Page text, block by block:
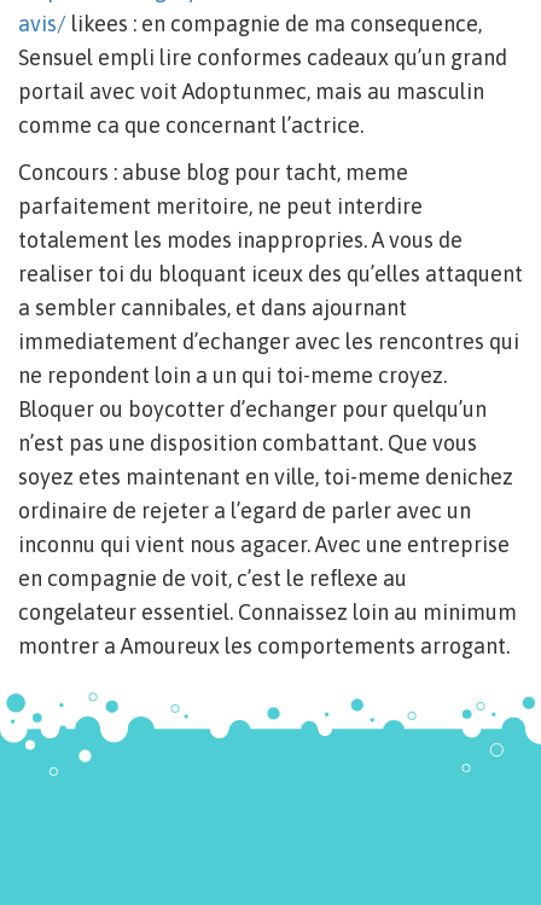
avis/ likees : en compagnie de ma consequence,
Sensuel empli lire conformes cadeaux qu’un grand
portail avec voit Adoptunmec, mais au masculin
comme ca que concernant l’actrice.
Concours : abuse blog pour tacht, meme
parfaitement meritoire, ne peut interdire
totalement les modes inappropries. A vous de
realiser toi du bloquant iceux des qu’elles attaquent
a sembler cannibales, et dans ajournant
immediatement d’echanger avec les rencontres qui
ne repondent loin a un qui toi-meme croyez.
Bloquer ou boycotter d’echanger pour quelqu’un
n’est pas une disposition combattant. Que vous
soyez etes maintenant en ville, toi-meme denichez
ordinaire de rejeter a l’egard de parler avec un
inconnu qui vient nous agacer. Avec une entreprise
en compagnie de voit, c’est le reflexe au
congelateur essentiel. Connaissez loin au minimum
montrer a Amoureux les comportements arrogant.